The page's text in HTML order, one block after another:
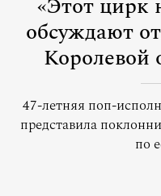
«Этот цирк
обсуждают
Королевой
47-летняя поп-
представила
по